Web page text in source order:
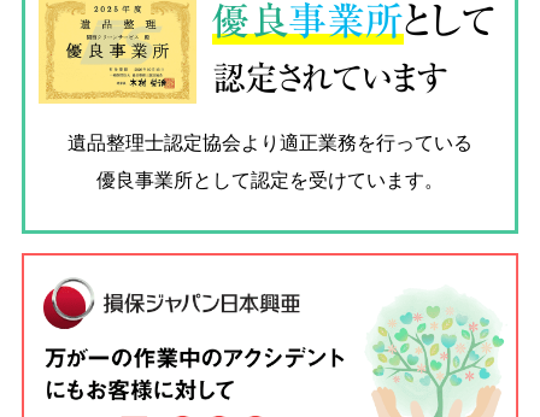
優良事業所として
認定されています
遺品整理士認定協会より適正業務を行っている
優良事業所として認定を受けています。